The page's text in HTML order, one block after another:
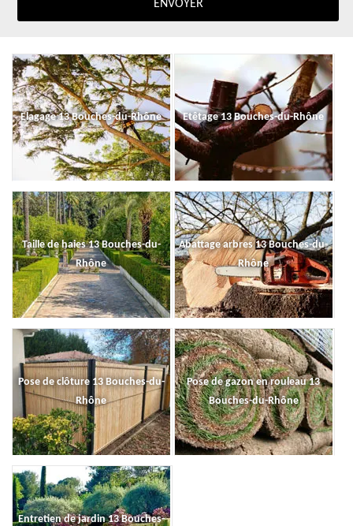
Elagage 13 Bouches-du-Rhône Etêtage 13 Bouches-du-Rhône
Taille de haies 13 Bouches-du-
Rhône
Abattage arbres 13 Bouches-du-
Rhône
Pose de clôture 13 Bouches-du-
Rhône
Pose de gazon en rouleau 13
Bouches-du-Rhône
Entretien de jardin 13 Bouches-